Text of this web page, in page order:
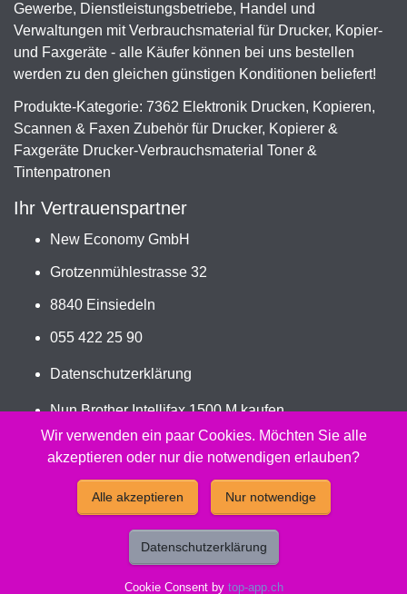
Gewerbe, Dienstleistungsbetriebe, Handel und
Verwaltungen mit Verbrauchsmaterial für Drucker, Kopier-
und Faxgeräte - alle Käufer können bei uns bestellen
werden zu den gleichen günstigen Konditionen beliefert!
Produkte-Kategorie: 7362 Elektronik Drucken, Kopieren,
Scannen & Faxen Zubehör für Drucker, Kopierer &
Faxgeräte Drucker-Verbrauchsmaterial Toner &
Tintenpatronen
Ihr Vertrauenspartner
New Economy GmbH
Grotzenmühlestrasse 32
8840 Einsiedeln
055 422 25 90
Datenschutzerklärung
Nun Brother Intellifax 1500 M kaufen
Jetzt bestellen
2026 - Peach Druckerpatronen Versand Jetzt günstig und
kompatibel kaufen.
Wir verwenden ein paar Cookies. Möchten Sie alle
akzeptieren oder nur die notwendigen erlauben?
Alle akzeptieren Nur notwendige
Datenschutzerklärung
Cookie Consent by top-app.ch